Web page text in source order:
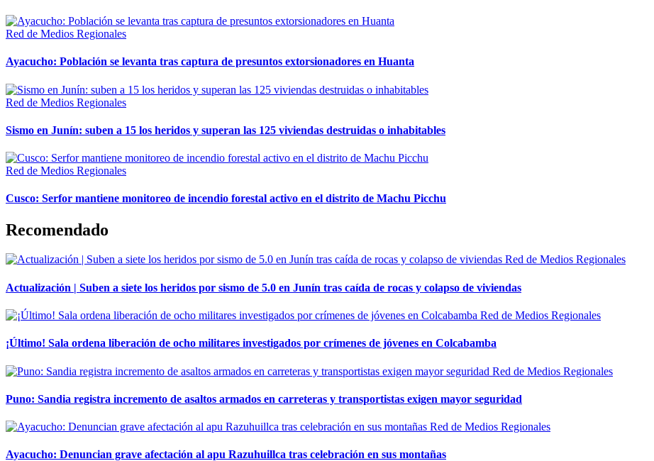
Red de Medios Regionales
Ayacucho: Población se levanta tras captura de presuntos extorsionadores en Huanta
Red de Medios Regionales
Sismo en Junín: suben a 15 los heridos y superan las 125 viviendas destruidas o inhabitables
Red de Medios Regionales
Cusco: Serfor mantiene monitoreo de incendio forestal activo en el distrito de Machu Picchu
Recomendado
Red de Medios Regionales
Actualización | Suben a siete los heridos por sismo de 5.0 en Junín tras caída de rocas y colapso de viviendas
Red de Medios Regionales
¡Último! Sala ordena liberación de ocho militares investigados por crímenes de jóvenes en Colcabamba
Red de Medios Regionales
Puno: Sandia registra incremento de asaltos armados en carreteras y transportistas exigen mayor seguridad
Red de Medios Regionales
Ayacucho: Denuncian grave afectación al apu Razuhuillca tras celebración en sus montañas